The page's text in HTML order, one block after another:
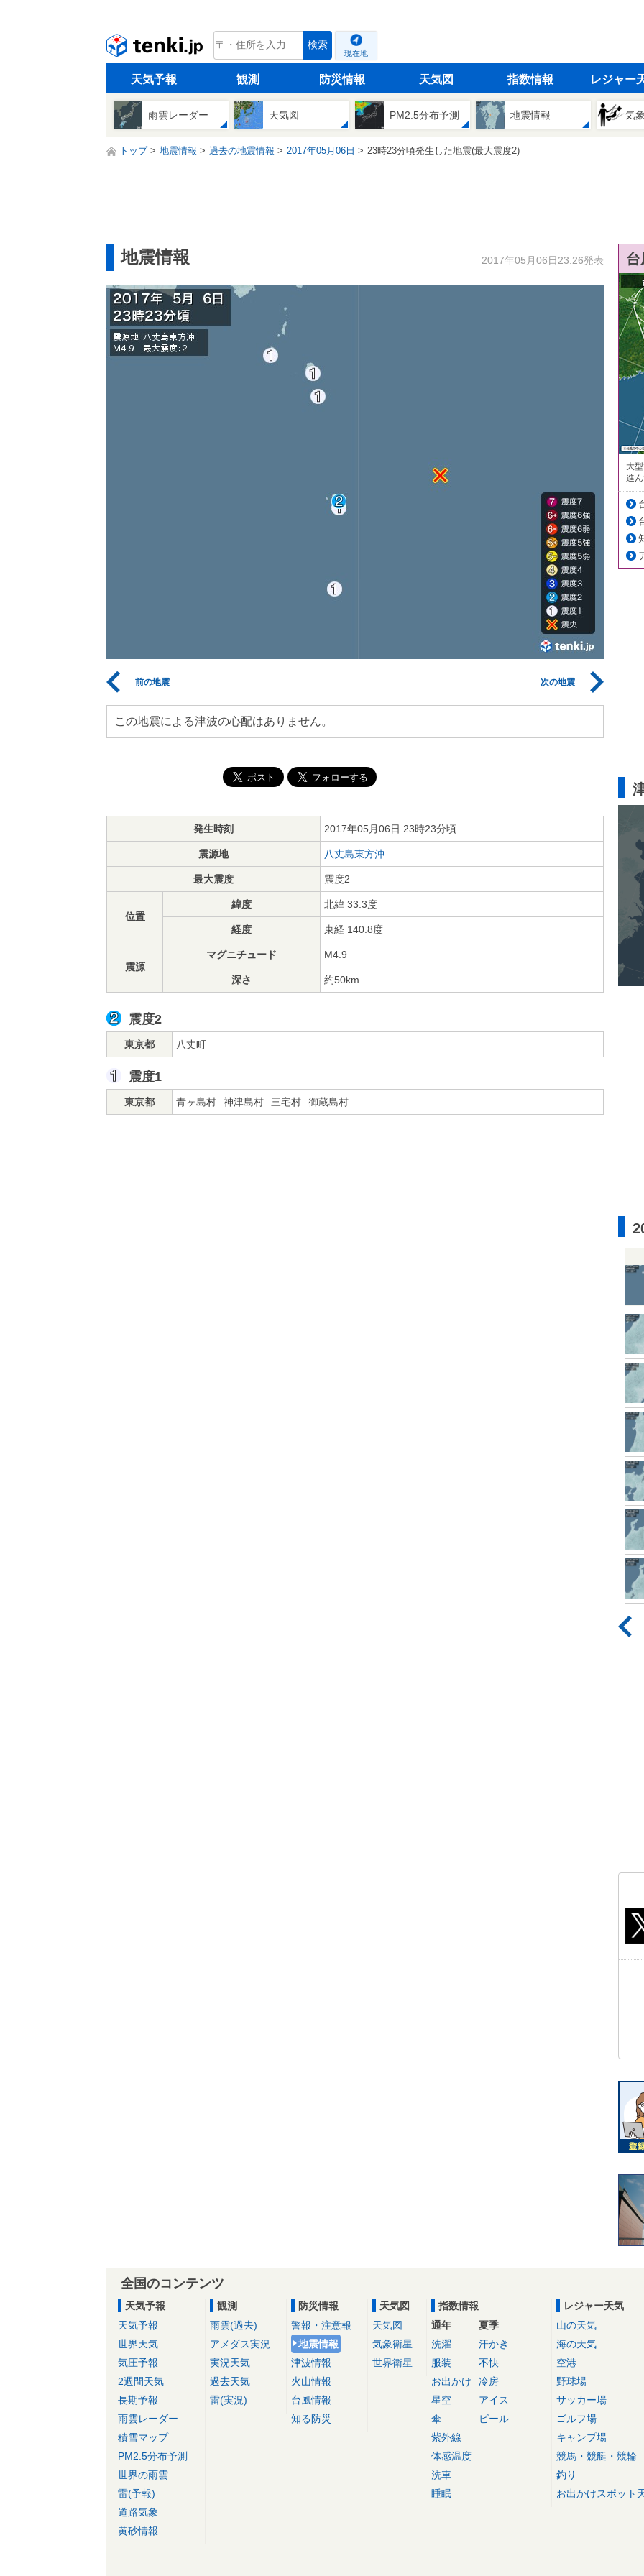
tenki.jp 検索
現在地
天気予報 観測 防災情報 天気図 指数情報 レジャー
雨雲レーダー 天気図 PM2.5分布予測 地震情報 気
トップ 地震情報 過去の地震情報 2017年05月06日 23時23分頃発生した地震(最大震度2)
地震情報 2017年05月06日23:26発表
前の地震 次の地震
この地震による津波の心配はありません。
発生時刻 2017年05月06日 23時23分頃
震源地 八丈島東方沖
最大震度 震度2
位置
緯度 北緯 33.3度
経度 東経 140.8度
震源
マグニチュード M4.9
深さ 約50km
震度2
東京都 八丈町
震度1
東京都 青ヶ島村 神津島村 三宅村 御蔵島村
大
進
全国のコンテンツ
天気予報
天気予報
世界天気
気圧予報
2週間天気
長期予報
雨雲レーダー
積雪マップ
PM2.5分布予測
世界の雨雲
雷(予報)
道路気象
黄砂情報
観測
雨雲(過去)
アメダス実況
実況天気
過去天気
雷(実況)
防災情報
警報・注意報
地震情報
津波情報
火山情報
台風情報
知る防災
天気図
天気図
気象衛星
世界衛星
指数情報
通年
洗濯
服装
お出かけ
星空
傘
紫外線
体感温度
洗車
睡眠
夏季
汗かき
不快
冷房
アイス
ビール
レジャー天気
山の天気
海の天気
空港
野球場
サッカー場
ゴルフ場
キャンプ場
競馬・競艇・競輪
釣り
お出かけスポット